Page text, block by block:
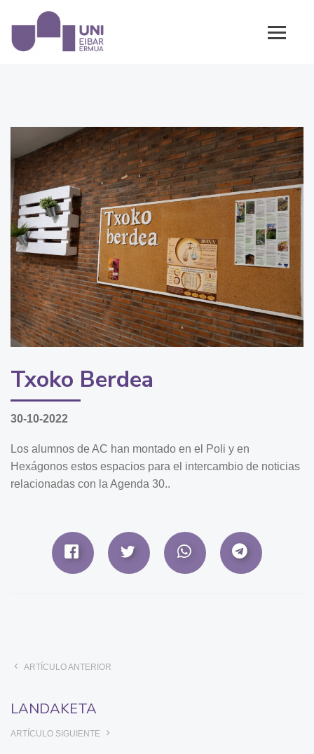
Txoko Berdea
30-10-2022
Los alumnos de AC han montado en el Poli y en
Hexágonos estos espacios para el intercambio de noticias
relacionadas con la Agenda 30..
ARTÍCULO ANTERIOR
LANDAKETA
ARTÍCULO SIGUIENTE